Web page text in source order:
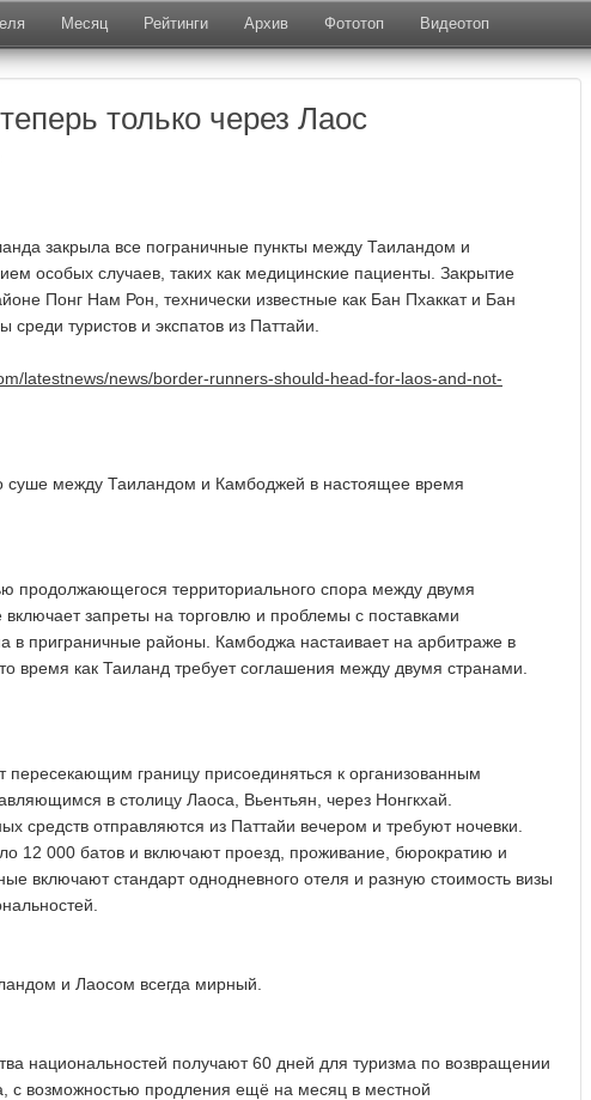
Месяц Рейтинги Архив Фототоп Видеотоп
только через Лаос
закрыла все пограничные пункты между Таиландом и
особых случаев, таких как медицинские пациенты. Закрытие
Понг Нам Рон, технически известные как Бан Пхаккат и Бан
туристов и экспатов из Паттайи.
latestnews/news/border-runners-should-head-for-laos-and-not-
суше между Таиландом и Камбоджей в настоящее время
продолжающегося территориального спора между двумя
включает запреты на торговлю и проблемы с поставками
в приграничные районы. Камбоджа настаивает на арбитраже в
время как Таиланд требует соглашения между двумя странами.
пересекающим границу присоединяться к организованным
в столицу Лаоса, Вьентьян, через Нонгкхай.
средств отправляются из Паттайи вечером и требуют ночевки.
12 000 батов и включают проезд, проживание, бюрократию и
включают стандарт однодневного отеля и разную стоимость визы
и Лаосом всегда мирный.
национальностей получают 60 дней для туризма по возвращении
с возможностью продления ещё на месяц в местной